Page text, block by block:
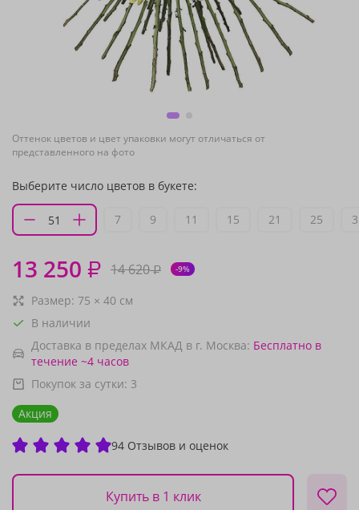
Оттенок цветов и цвет упаковки могут отличаться от
представленного на фото
Выберите число цветов в букете:
7 9 11 15 21 25
13 250 ₽ 14 620₽ -9%
Размер: 75 × 40 см
В наличии
Доставка в пределах МКАД в г. Москва: Бесплатно в
течение ~4 часов
Покупок за сутки: 3
Акция
94 Отзывов и оценок
Купить в 1 клик